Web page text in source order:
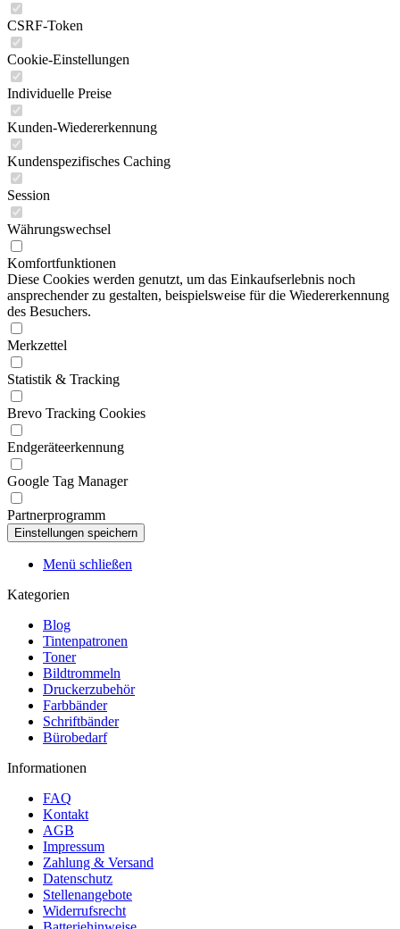
CSRF-Token
Cookie-Einstellungen
Individuelle Preise
Kunden-Wiedererkennung
Kundenspezifisches Caching
Session
Währungswechsel
Komfortfunktionen
Diese Cookies werden genutzt, um das Einkaufserlebnis noch
ansprechender zu gestalten, beispielsweise für die Wiedererkennung
des Besuchers.
Merkzettel
Statistik & Tracking
Brevo Tracking Cookies
Endgeräteerkennung
Google Tag Manager
Partnerprogramm
Menü schließen
Kategorien
Blog
Tintenpatronen
Toner
Bildtrommeln
Druckerzubehör
Farbbänder
Schriftbänder
Bürobedarf
Informationen
FAQ
Kontakt
AGB
Impressum
Zahlung & Versand
Datenschutz
Stellenangebote
Widerrufsrecht